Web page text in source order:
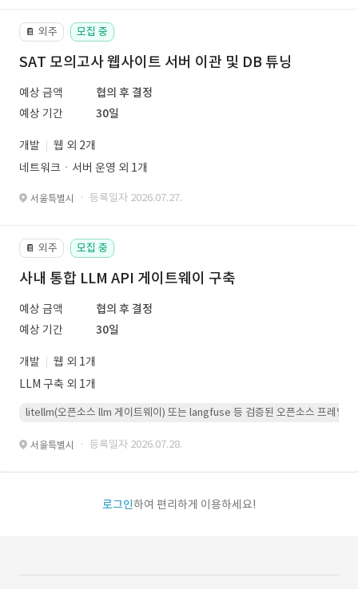
📔 외주 모집 중
SAT 모의고사 웹사이트 서버 이관 및 DB 튜닝
예상 금액
협의 후 결정
예상 기간
30일
개발
웹 외 2개
네트워크ㆍ서버 운영 외 1개
서울특별시 · 등록일자 2026.07.27.
📔 외주 모집 중
사내 통합 LLM API 게이트웨이 구축
예상 금액
협의 후 결정
예상 기간
30일
개발
웹 외 1개
LLM 구축 외 1개
litellm(오픈소스 llm 게이트웨이) 또는 langfuse 등 검증된 오픈소스 프레임워
서울특별시 · 등록일자 2026.07.28.
로그인하여 편리하게 이용하세요!